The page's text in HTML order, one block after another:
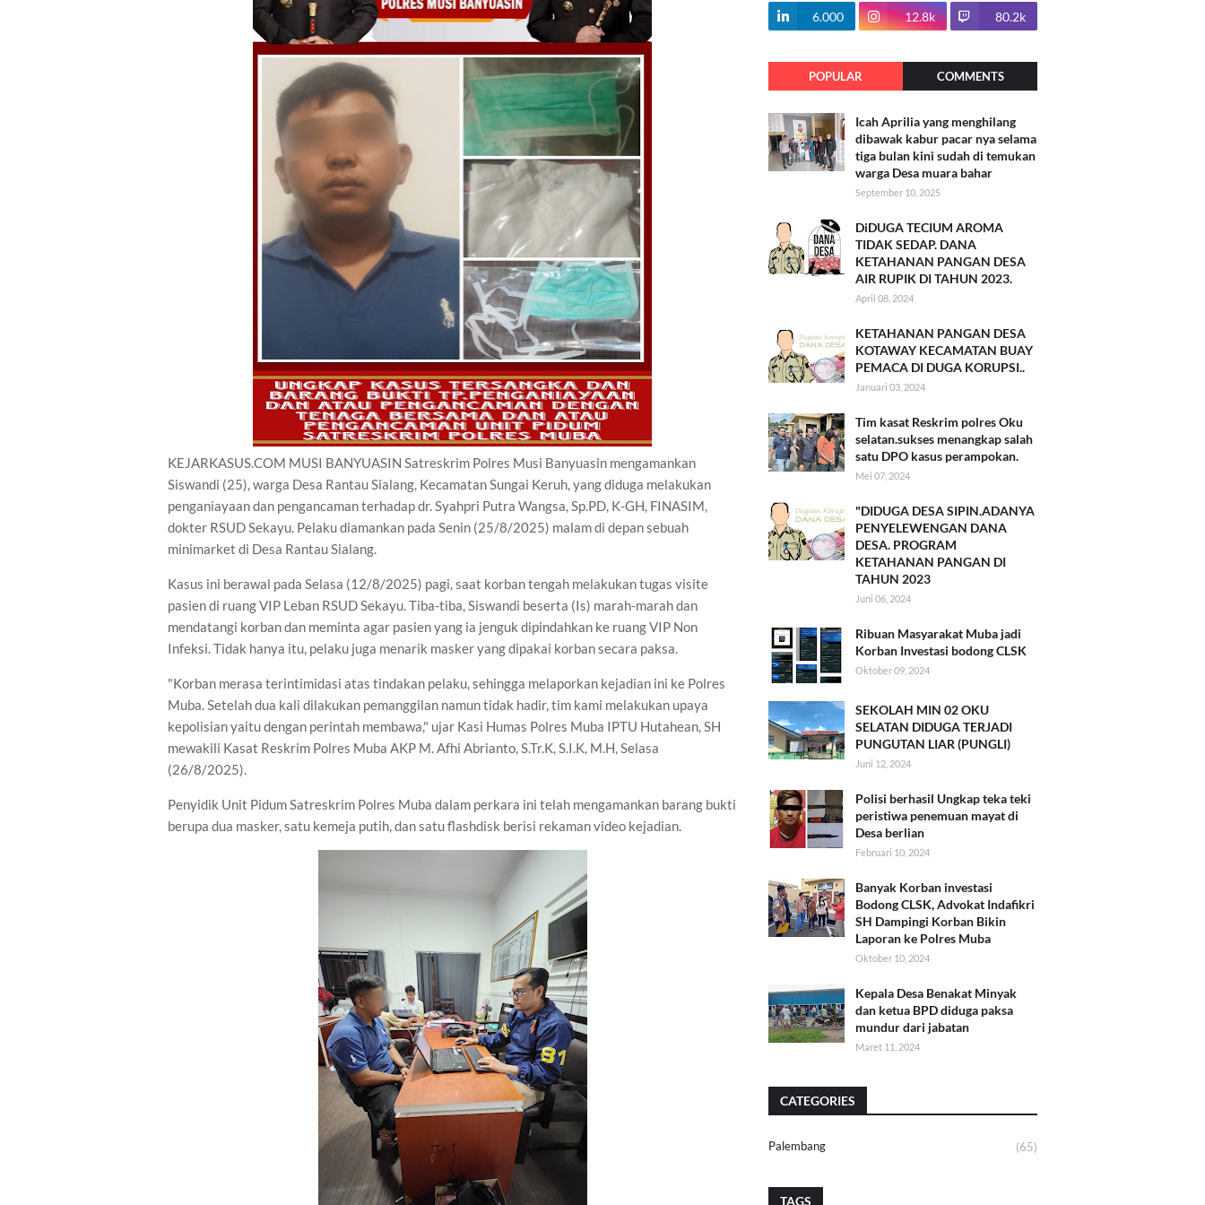
KEJARKASUS.COM MUSI BANYUASIN Satreskrim Polres Musi Banyuasin mengamankan
Siswandi (25), warga Desa Rantau Sialang, Kecamatan Sungai Keruh, yang diduga melakukan
penganiayaan dan pengancaman terhadap dr. Syahpri Putra Wangsa, Sp.PD, K-GH, FINASIM,
dokter RSUD Sekayu. Pelaku diamankan pada Senin (25/8/2025) malam di depan sebuah
minimarket di Desa Rantau Sialang.
Kasus ini berawal pada Selasa (12/8/2025) pagi, saat korban tengah melakukan tugas visite
pasien di ruang VIP Leban RSUD Sekayu. Tiba-tiba, Siswandi beserta (Is) marah-marah dan
mendatangi korban dan meminta agar pasien yang ia jenguk dipindahkan ke ruang VIP Non
Infeksi. Tidak hanya itu, pelaku juga menarik masker yang dipakai korban secara paksa.
"Korban merasa terintimidasi atas tindakan pelaku, sehingga melaporkan kejadian ini ke Polres
Muba. Setelah dua kali dilakukan pemanggilan namun tidak hadir, tim kami melakukan upaya
kepolisian yaitu dengan perintah membawa," ujar Kasi Humas Polres Muba IPTU Hutahean, SH
mewakili Kasat Reskrim Polres Muba AKP M. Afhi Abrianto, S.Tr.K, S.I.K, M.H, Selasa
(26/8/2025).
Penyidik Unit Pidum Satreskrim Polres Muba dalam perkara ini telah mengamankan barang bukti
berupa dua masker, satu kemeja putih, dan satu flashdisk berisi rekaman video kejadian.
100.7k
6.000 12.8k 80.2k
POPULAR COMMENTS
Icah Aprilia yang menghilang
dibawak kabur pacar nya selama
tiga bulan kini sudah di temukan
warga Desa muara bahar
September 10, 2025
DiDUGA TECIUM AROMA
TIDAK SEDAP. DANA
KETAHANAN PANGAN DESA
AIR RUPIK DI TAHUN 2023.
April 08, 2024
KETAHANAN PANGAN DESA
KOTAWAY KECAMATAN BUAY
PEMACA DI DUGA KORUPSI..
Januari 03, 2024
Tim kasat Reskrim polres Oku
selatan.sukses menangkap salah
satu DPO kasus perampokan.
Mei 07, 2024
"DIDUGA DESA SIPIN.ADANYA
PENYELEWENGAN DANA
DESA. PROGRAM
KETAHANAN PANGAN DI
TAHUN 2023
Juni 06, 2024
Ribuan Masyarakat Muba jadi
Korban Investasi bodong CLSK
Oktober 09, 2024
SEKOLAH MIN 02 OKU
SELATAN DIDUGA TERJADI
PUNGUTAN LIAR (PUNGLI)
Juni 12, 2024
Polisi berhasil Ungkap teka teki
peristiwa penemuan mayat di
Desa berlian
Februari 10, 2024
Banyak Korban investasi
Bodong CLSK, Advokat Indafikri
SH Dampingi Korban Bikin
Laporan ke Polres Muba
Oktober 10, 2024
Kepala Desa Benakat Minyak
dan ketua BPD diduga paksa
mundur dari jabatan
Maret 11, 2024
CATEGORIES
Palembang (65)
TAGS